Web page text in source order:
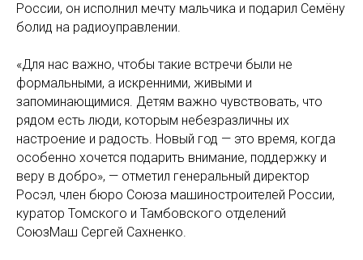
России, он исполнил мечту мальчика и подарил Семёну
болид на радиоуправлении.
«Для нас важно, чтобы такие встречи были не
формальными, а искренними, живыми и
запоминающимися. Детям важно чувствовать, что
рядом есть люди, которым небезразличны их
настроение и радость. Новый год — это время, когда
особенно хочется подарить внимание, поддержку и
веру в добро», — отметил генеральный директор
Росэл, член бюро Союза машиностроителей России,
куратор Томского и Тамбовского отделений
СоюзМаш Сергей Сахненко.